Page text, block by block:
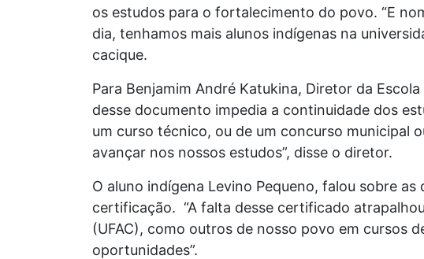
os estudos para o fortalecimento do povo. “E
dia, tenhamos mais alunos indígenas na
cacique.
Para Benjamim André Katukina, Diretor da
desse documento impedia a continuidade dos
um curso técnico, ou de um concurso municipal
avançar nos nossos estudos”, disse o diretor.
O aluno indígena Levino Pequeno, falou sobre
certificação. “A falta desse certificado
(UFAC), como outros de nosso povo em cursos
oportunidades”.